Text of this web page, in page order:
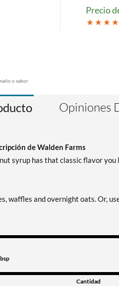
o sabor
Precio
Opiniones
de Walden Farms
syrup has that classic flavor
waffles and overnight oats. Or,
Cantidad